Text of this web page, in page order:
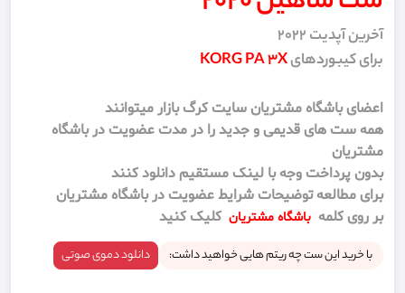
آخرین آپدیت 2022
برای کیبوردهایKORG PA 3X
اعضای باشگاه مشتریان سایت کرگ بازار میتوانند
همه ست های قدیمی و جدید را در مدت عضویت در باشگاه
مشتریان
بدون پرداخت وجه با لینک مستقیم دانلود کنند
برای مطالعه توضیحات شرایط عضویت در باشگاه مشتریان
بر روی کلمه باشگاه مشتریان کلیک کنید
با خرید این ست چه ریتم هایی خواهید داشت: دانلود دموی صوتی